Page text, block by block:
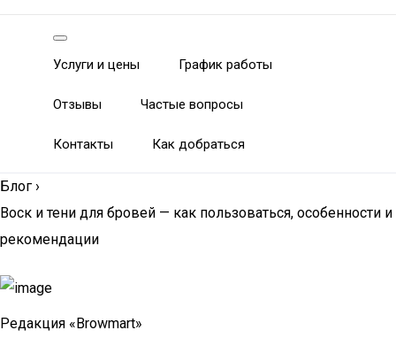
Услуги и цены График работы
Отзывы Частые вопросы
Контакты Как добраться
Блог ›
Воск и тени для бровей — как пользоваться, особенности и
рекомендации
Редакция «Browmart»